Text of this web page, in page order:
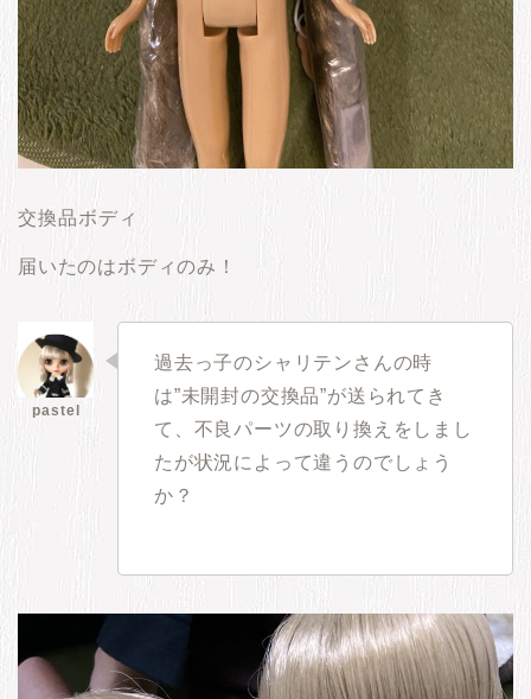
交換品ボディ
届いたのはボディのみ！
過去っ子のシャリテンさんの時
は”未開封の交換品”が送られてき
て、不良パーツの取り換えをしまし
たが状況によって違うのでしょう
か？